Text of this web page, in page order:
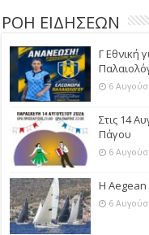
ΡΟΗ ΕΙΔΗΣΕΩΝ
Γ Εθνική
6
Στις 14
Πάγου
6
Η Aegean
6